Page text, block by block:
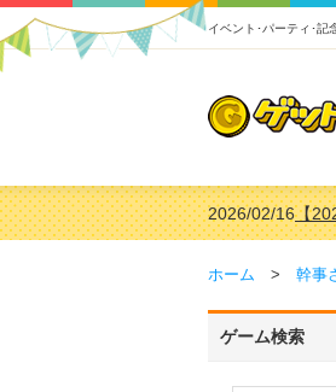
イベント･パーティ･記
2026/02/16【
2026/02/03【
【
【
ホーム > 幹事
ゲーム検索